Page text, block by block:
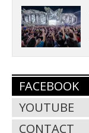
FACEBOOK
YOUTUBE
CONTACT